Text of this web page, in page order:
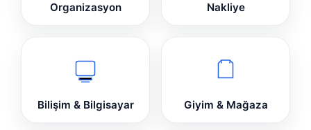
Organizasyon Nakliye
Bilişim & Bilgisayar Giyim & Mağaza